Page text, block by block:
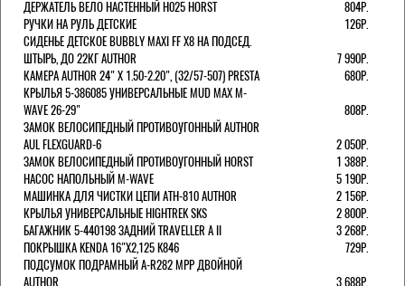
ДЕРЖАТЕЛЬ ВЕЛО НАСТЕННЫЙ H025 HORST
804Р.
РУЧКИ НА РУЛЬ ДЕТСКИЕ
126Р.
СИДЕНЬЕ ДЕТСКОЕ BUBBLY MAXI FF X8 НА ПОДСЕД.
ШТЫРЬ, ДО 22КГ AUTHOR
7 990Р.
КАМЕРА AUTHOR 24" Х 1.50-2.20", (32/57-507) PRESTA
680Р.
КРЫЛЬЯ 5-386085 УНИВЕРСАЛЬНЫЕ MUD MAX M-
WAVE 26-29"
808Р.
ЗАМОК ВЕЛОСИПЕДНЫЙ ПРОТИВОУГОННЫЙ AUTHOR
AUL FLEXGUARD-6
2 050Р.
ЗАМОК ВЕЛОСИПЕДНЫЙ ПРОТИВОУГОННЫЙ HORST
1 388Р.
НАСОС НАПОЛЬНЫЙ M-WAVE
5 190Р.
МАШИНКА ДЛЯ ЧИСТКИ ЦЕПИ ATH-810 AUTHOR
2 156Р.
КРЫЛЬЯ УНИВЕРСАЛЬНЫЕ HIGHTREK SKS
2 800Р.
БАГАЖНИК 5-440198 ЗАДНИЙ TRAVELLER A II
3 268Р.
ПОКРЫШКА KENDA 16"Х2,125 K846
729Р.
ПОДСУМОК ПОДРАМНЫЙ A-R282 MPP ДВОЙНОЙ
AUTHOR
3 688Р.